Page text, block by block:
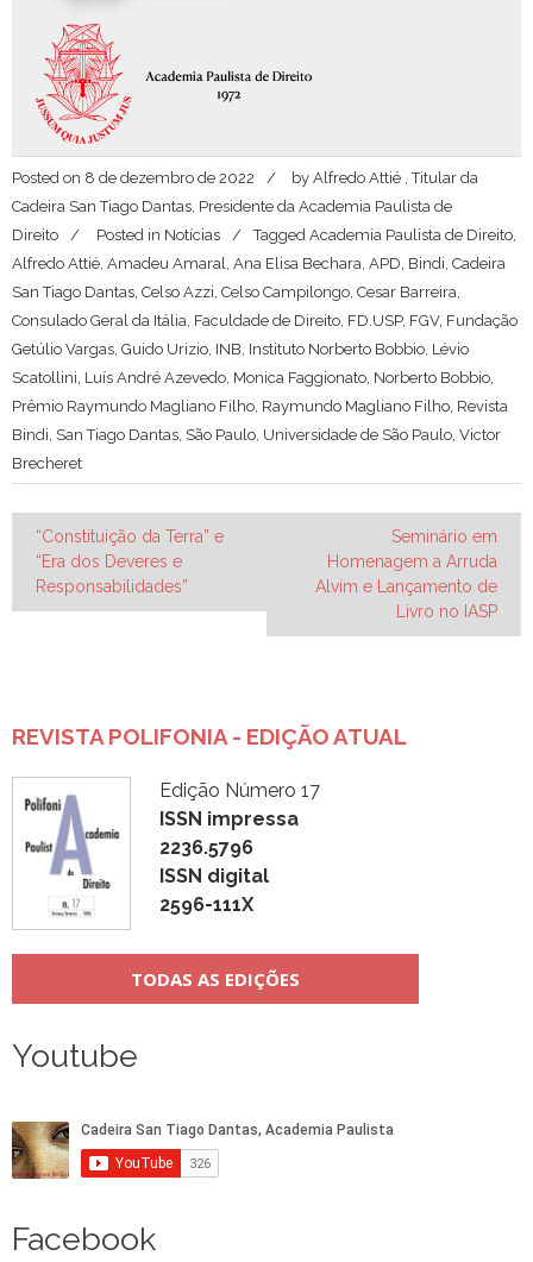
Posted on 8 de dezembro de 2022 by Alfredo Attié , Titular da
Cadeira San Tiago Dantas, Presidente da Academia Paulista de
Direito
Posted in Notícias Tagged Academia Paulista de Direito
Alfredo Attié Amadeu Amaral Ana Elisa Bechara APD Bindi Cadeira
San Tiago Dantas Celso Azzi Celso Campilongo Cesar Barreira
Consulado Geral da Itália Faculdade de Direito FD.USP, FGV, Fundação
Getúlio Vargas Guido Urizio INB Instituto Norberto Bobbio Lévio
Scatollini Luís André Azevedo Monica Faggionato Norberto Bobbio
Prêmio Raymundo Magliano Filho Raymundo Magliano Filho Revista
Bindi San Tiago Dantas São Paulo Universidade de São Paulo Victor
Brecheret
Navegação
de
Post
“Constituição da Terra” e
“Era dos Deveres e
Responsabilidades”
Seminário em
Homenagem a Arruda
Alvim e Lançamento de
Livro no IASP
REVISTA POLIFONIA - EDIÇÃO ATUAL
Edição Número 17
ISSN impressa
2236.5796
ISSN digital
2596-111X
TODAS AS EDIÇÕES
Youtube
Facebook